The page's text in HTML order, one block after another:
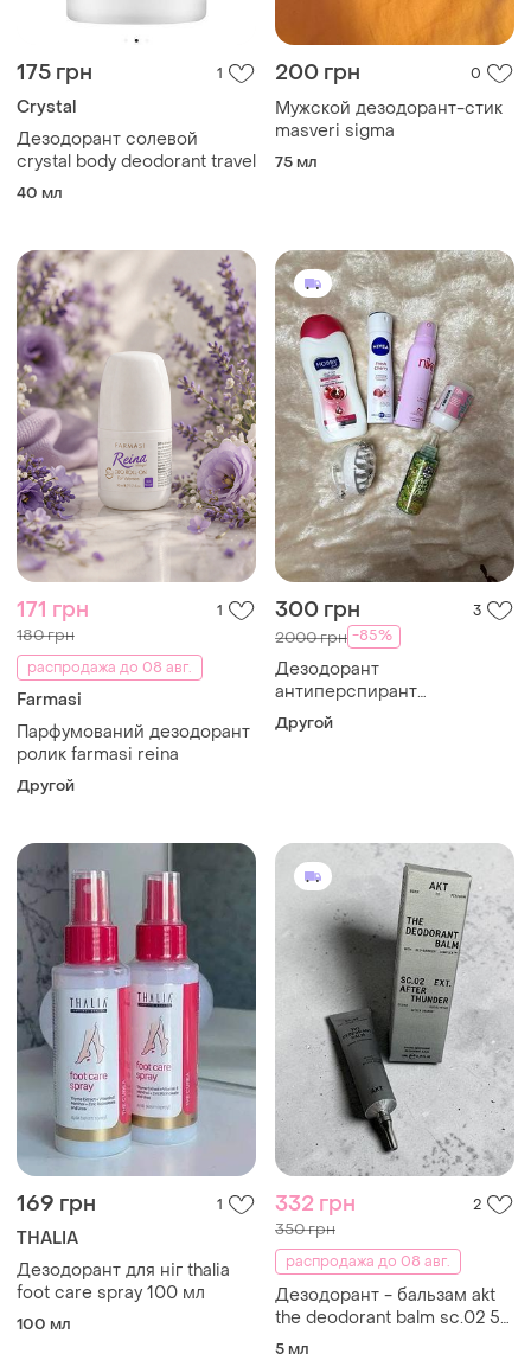
175 грн 1
Crystal
Дезодорант солевой
crystal body deodorant travel
40 мл
200 грн 0
Мужской дезодорант-стик
masveri sigma
75 мл
171 грн 1
180 грн
распродажа до 08 авг.
Farmasi
Парфумований дезодорант
ролик farmasi reina
Другой
300 грн 3
2000 грн -85%
Дезодорант
антиперспирант
шариковый розовый nike
шампунь
Другой
169 грн 1
THALIA
Дезодорант для ніг thalia
foot care spray 100 мл
100 мл
332 грн 2
350 грн
распродажа до 08 авг.
Дезодорант - бальзам akt
the deodorant balm sc.02 5
мл
5 мл